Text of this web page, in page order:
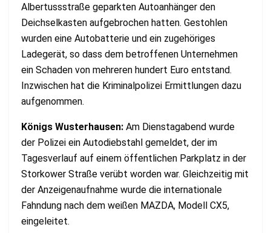
Albertussstraße geparkten Autoanhänger den
Deichselkasten aufgebrochen hatten. Gestohlen
wurden eine Autobatterie und ein zugehöriges
Ladegerät, so dass dem betroffenen Unternehmen
ein Schaden von mehreren hundert Euro entstand.
Inzwischen hat die Kriminalpolizei Ermittlungen dazu
aufgenommen.
Königs Wusterhausen: Am Dienstagabend wurde
der Polizei ein Autodiebstahl gemeldet, der im
Tagesverlauf auf einem öffentlichen Parkplatz in der
Storkower Straße verübt worden war. Gleichzeitig mit
der Anzeigenaufnahme wurde die internationale
Fahndung nach dem weißen MAZDA, Modell CX5,
eingeleitet.